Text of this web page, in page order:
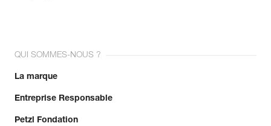
QUI SOMMES-NOUS ?
La marque
Entreprise Responsable
Petzl Fondation